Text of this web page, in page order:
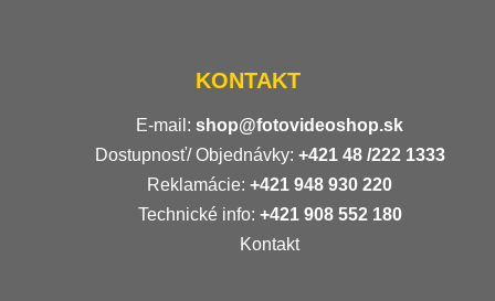
KONTAKT
E-mail: shop@fotovideoshop.sk
Dostupnosť/ Objednávky: +421 48 /222 1333
Reklamácie: +421 948 930 220
Technické info: +421 908 552 180
Kontakt